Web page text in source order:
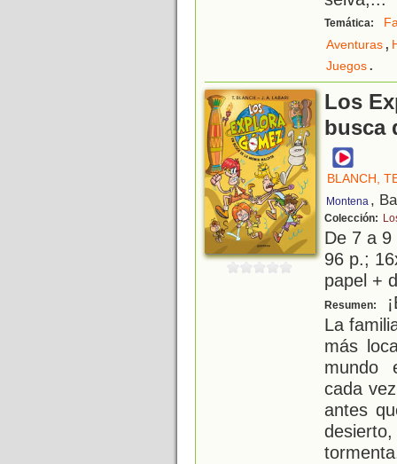
Temática:
Aventuras,
Juegos.
Los
busca
BLANCH,
Montena ,
Colección:
De 7 a
96 p.;
papel +
Resumen:
La
más
mundo
cada
antes
tormenta